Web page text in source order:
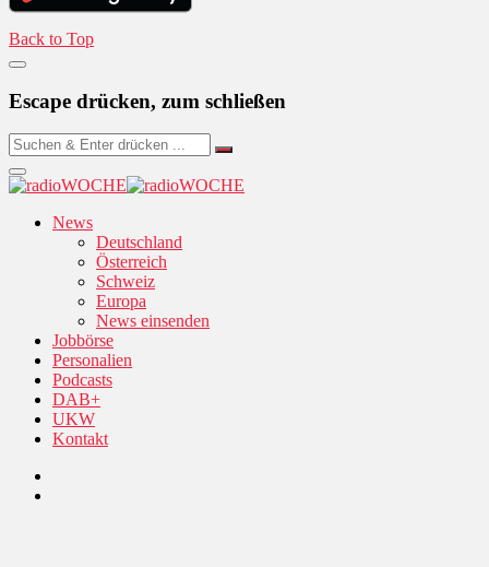
Back to Top
Escape drücken, zum schließen
News
Deutschland
Österreich
Schweiz
Europa
News einsenden
Jobbörse
Personalien
Podcasts
DAB+
UKW
Kontakt